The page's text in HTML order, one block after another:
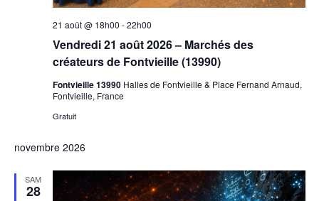
Vendredi 21 août 2026 – Marchés des
créateurs de Fontvieille (13990)
21 août @ 18h00 -22h00
Fontvieille 13990 Halles de Fontvieille & Place Fernand Arnaud,
Fontvieille, France
Gratuit
novembre 2026
SAM
28